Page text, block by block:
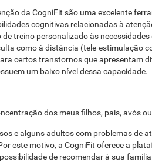
da CogniFit são uma excelente
cognitivas relacionadas à
treino personalizado às
como à distância (tele-estimulação
certos transtornos que apresentam
um baixo nível dessa capacidade.
dos meus filhos, pais, avós
e alguns adultos com problemas de
este motivo, a CogniFit oferece a
de recomendar à sua